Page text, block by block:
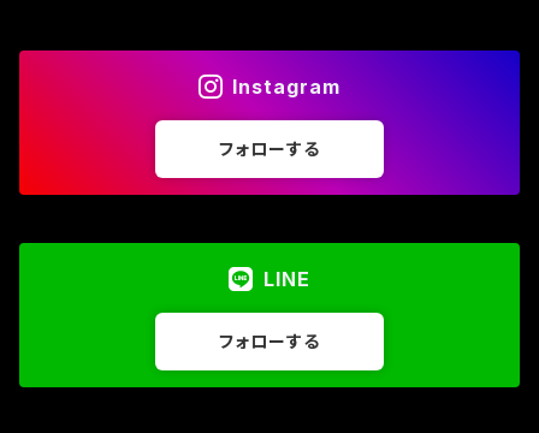
Instagram
フォローする
LINE
フォローする